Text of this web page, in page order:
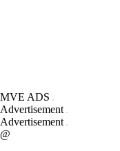
MVE ADS
Advertisement
Advertisement
@